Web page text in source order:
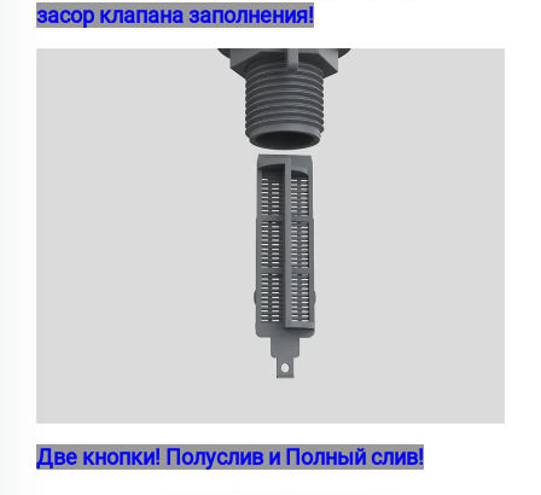
засор клапана заполнения!
Две кнопки! Полуслив и Полный слив!